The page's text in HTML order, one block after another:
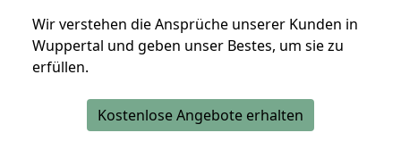
Wir verstehen die Ansprüche unserer Kunden in
Wuppertal und geben unser Bestes, um sie zu
erfüllen.
Kostenlose Angebote erhalten